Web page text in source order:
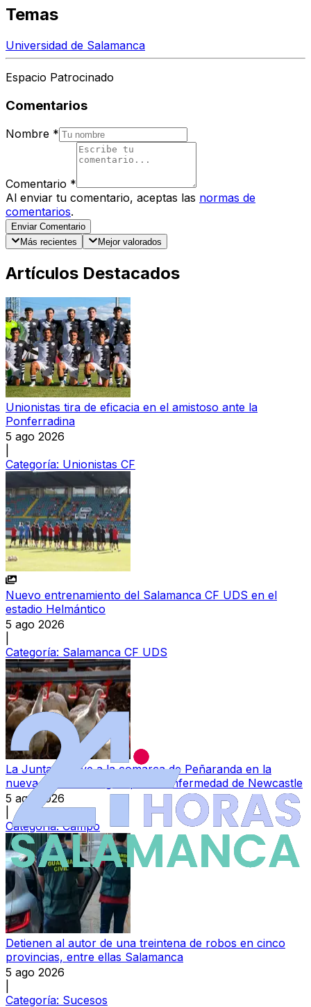
Temas
Universidad de Salamanca
Espacio Patrocinado
Comentarios
Nombre *
Comentario *
Al enviar tu comentario, aceptas las normas de
comentarios.
Enviar Comentario
Más recientes
Mejor valorados
Artículos Destacados
Unionistas tira de eficacia en el amistoso ante la
Ponferradina
5 ago 2026
Categoría: Unionistas CF
Nuevo entrenamiento del Salamanca CF UDS en el
estadio Helmántico
5 ago 2026
Categoría: Salamanca CF UDS
La Junta incluye a la comarca de Peñaranda en la
nueva zona restringida por la Enfermedad de Newcastle
5 ago 2026
Categoría:Campo
Detienen al autor de una treintena de robos en cinco
provincias, entre ellas Salamanca
5 ago 2026
Categoría: Sucesos